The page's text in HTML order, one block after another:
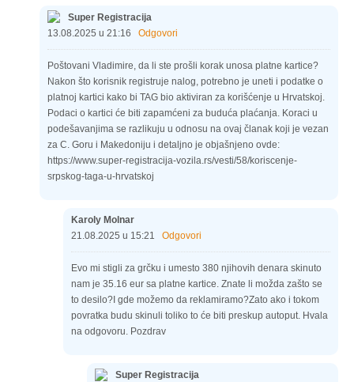
Super Registracija
13.08.2025 u 21:16 Odgovori
Poštovani Vladimire, da li ste prošli korak unosa platne kartice?
Nakon što korisnik registruje nalog, potrebno je uneti i podatke o
platnoj kartici kako bi TAG bio aktiviran za korišćenje u Hrvatskoj.
Podaci o kartici će biti zapamćeni za buduća plaćanja. Koraci u
podešavanjima se razlikuju u odnosu na ovaj članak koji je vezan
za C. Goru i Makedoniju i detaljno je objašnjeno ovde:
https://www.super-registracija-vozila.rs/vesti/58/koriscenje-
srpskog-taga-u-hrvatskoj
Karoly Molnar
21.08.2025 u 15:21 Odgovori
Evo mi stigli za grčku i umesto 380 njihovih denara skinuto
nam je 35.16 eur sa platne kartice. Znate li možda zašto se
to desilo?I gde možemo da reklamiramo?Zato ako i tokom
povratka budu skinuli toliko to će biti preskup autoput. Hvala
na odgovoru. Pozdrav
Super Registracija